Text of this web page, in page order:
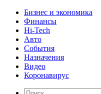
Бизнес и экономика
Финансы
Hi-Tech
Авто
События
Назначения
Видео
Коронавирус